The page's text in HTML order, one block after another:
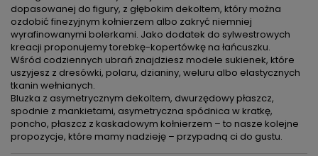
dopasowanej do figury, z głębokim dekoltem, który można
ozdobić finezyjnym kołnierzem albo zakryć niemniej
wyrafinowanymi bolerkami. Jako dodatek do sylwestrowych
kreacji proponujemy torebkę-kopertówkę na łańcuszku.
Wśród codziennych ubrań znajdziesz modele sukienek, które
uszyjesz z dresówki, polaru, dzianiny, weluru albo elastycznych
tkanin wełnianych.
Bluzka z asymetrycznym dekoltem, dwurzędowy płaszcz,
spodnie z mankietami, asymetryczna spódnica w kratkę,
poncho, płaszcz z kaskadowym kołnierzem – to nasze kolejne
propozycje, które mamy nadzieję – przypadną ci do gustu.